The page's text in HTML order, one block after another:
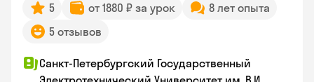
5 от 1880 ₽ за урок
8 лет опыта
5 отзывов
Санкт-Петербургский Государственный